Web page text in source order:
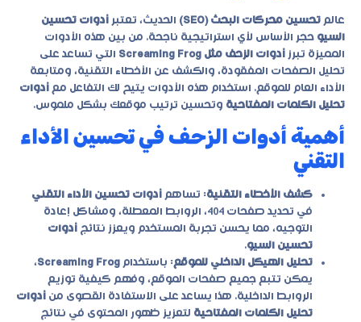
عالم تحسين محركات البحث (SEO) الحديث، تعتبر أدوات تحسين
السيو حجر الأساس لأي استراتيجية ناجحة. من بين هذه الأدوات
المميزة تبرز أدوات الزحف مثل Screaming Frog
التي تساعد على
تحليل الصفحات المفقودة، والكشف عن الأخطاء التقنية، ومتابعة
الأداء العام للموقع. استخدام هذه الأدوات يتيح لك التفاعل مع أدوات
تحليل الكلمات المفتاحية وتحسين ترتيب موقعك بشكل ملموس.
أهمية أدوات الزحف في تحسين الأداء
التقني
كشف الأخطاء التقنية: تساهم أدوات تحسين الأداء التقني
في تحديد صفحات 404، الروابط المعطلة، ومشاكل إعادة
التوجيه، مما يحسن تجربة المستخدم ويعزز نتائج أدوات
تحسين السيو.
تحليل الهيكل الداخلي للموقع: باستخدام Screaming Frog،
يمكن تتبع جميع صفحات الموقع، وفهم كيفية توزيع
الروابط الداخلية. هذا يساعد على الاستفادة القصوى من أدوات
تحليل الكلمات المفتاحية لتعزيز ظهور المحتوى في نتائج